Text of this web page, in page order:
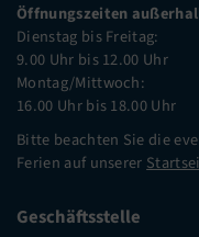
Öffnungszeiten
Dienstag bis Freitag:
9.00 Uhr bis 12.00 Uhr
Montag/Mittwoch:
16.00 Uhr bis 18.00 Uhr
Bitte beachten Sie die
Ferien auf unserer
Geschäftsstelle